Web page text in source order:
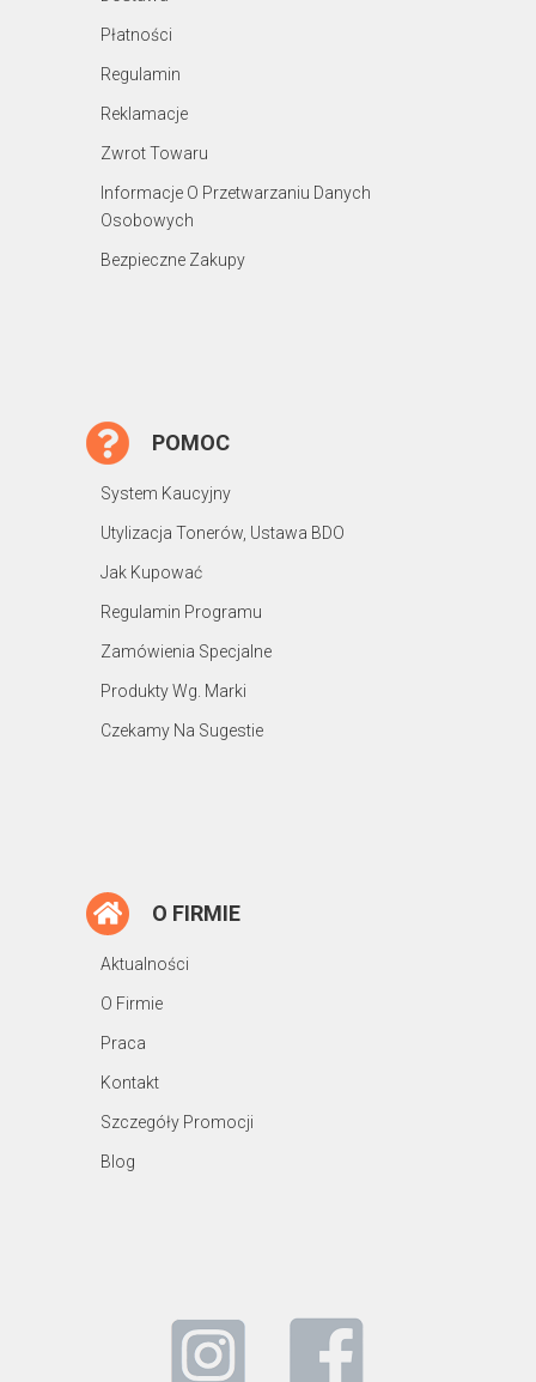
Płatności
Regulamin
Reklamacje
Zwrot Towaru
Informacje O Przetwarzaniu Danych
Osobowych
Bezpieczne Zakupy
POMOC
System Kaucyjny
Utylizacja Tonerów, Ustawa BDO
Jak Kupować
Regulamin Programu
Zamówienia Specjalne
Produkty Wg. Marki
Czekamy Na Sugestie
O FIRMIE
Aktualności
O Firmie
Praca
Kontakt
Szczegóły Promocji
Blog